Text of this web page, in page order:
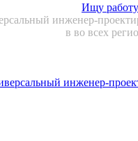
Ищу работу
инженер-
в во всех